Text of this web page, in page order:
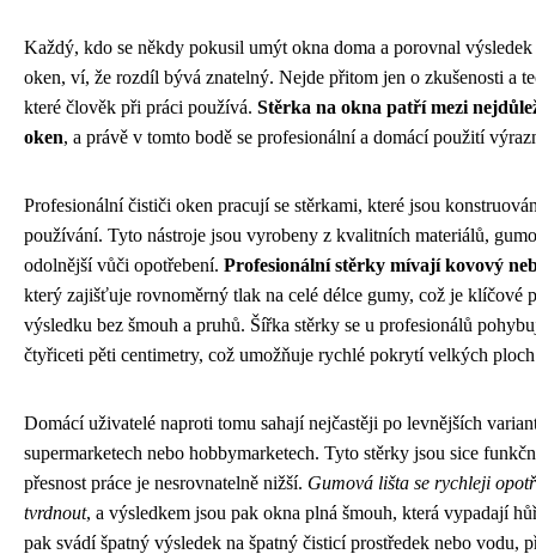
Každý, kdo se někdy pokusil umýt okna doma a porovnal
oken, ví, že rozdíl bývá znatelný. Nejde přitom jen o zkušenosti a
které člověk při práci používá. Stěrka na okna patří mezi
oken, a právě v tomto bodě se profesionální a domácí použití
Profesionální čističi oken pracují se stěrkami, které jsou
používání. Tyto nástroje jsou vyrobeny z kvalitních materiálů,
odolnější vůči opotřebení. Profesionální stěrky mívají kovový
který zajišťuje rovnoměrný tlak na celé délce gumy, což je klíčové
výsledku bez šmouh a pruhů. Šířka stěrky se u profesionálů
čtyřiceti pěti centimetry, což umožňuje rychlé pokrytí velkých
Domácí uživatelé naproti tomu sahají nejčastěji po levnějších
supermarketech nebo hobbymarketech. Tyto stěrky jsou sice
přesnost práce je nesrovnatelně nižší. Gumová lišta se rychleji
tvrdnout, a výsledkem jsou pak okna plná šmouh, která vypadají
pak svádí špatný výsledek na špatný čisticí prostředek nebo vodu,